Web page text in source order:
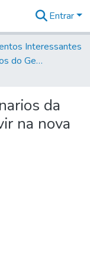
Entrar
Interessantes
Volume 92 - Ofícios do General D. Luiz aos diversos funcionários da Capitania (1768- 1772)
da
na nova